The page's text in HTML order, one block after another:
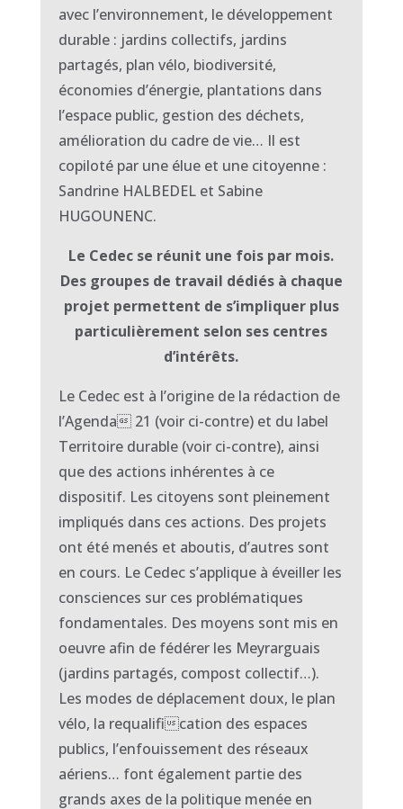
avec l’environnement, le développement
durable : jardins collectifs, jardins
partagés, plan vélo, biodiversité,
économies d’énergie, plantations dans
l’espace public, gestion des déchets,
amélioration du cadre de vie… Il est
copiloté par une élue et une citoyenne :
Sandrine HALBEDEL et Sabine
HUGOUNENC.
Le Cedec se réunit une fois par mois.
Des groupes de travail dédiés à chaque
projet permettent de s’impliquer plus
particulièrement selon ses centres
d’intérêts.
Le Cedec est à l’origine de la rédaction de
l’Agenda 21 (voir ci-contre) et du label
Territoire durable (voir ci-contre), ainsi
que des actions inhérentes à ce
dispositif. Les citoyens sont pleinement
impliqués dans ces actions. Des projets
ont été menés et aboutis, d’autres sont
en cours. Le Cedec s’applique à éveiller les
consciences sur ces problématiques
fondamentales. Des moyens sont mis en
oeuvre afin de fédérer les Meyrarguais
(jardins partagés, compost collectif…).
Les modes de déplacement doux, le plan
vélo, la requalification des espaces
publics, l’enfouissement des réseaux
aériens… font également partie des
grands axes de la politique menée en